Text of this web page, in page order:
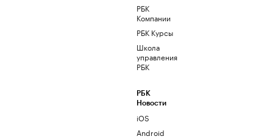
РБК
Компании
РБК Курсы
Школа
управления
РБК
РБК
Новости
iOS
Android